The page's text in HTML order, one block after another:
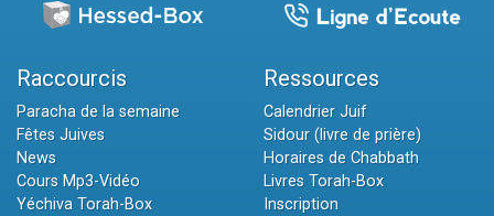
Raccourcis
Paracha de la semaine
Fêtes Juives
News
Cours Mp3-Vidéo
Yéchiva Torah-Box
Ressources
Calendrier Juif
Sidour (livre de prière)
Horaires de Chabbath
Livres Torah-Box
Inscription